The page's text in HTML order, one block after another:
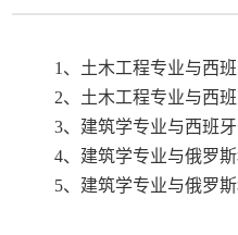
1、土木工程专业与西
2、土木工程专业与西
3、建筑学专业与西班
4、建筑学专业与俄罗
5、建筑学专业与俄罗